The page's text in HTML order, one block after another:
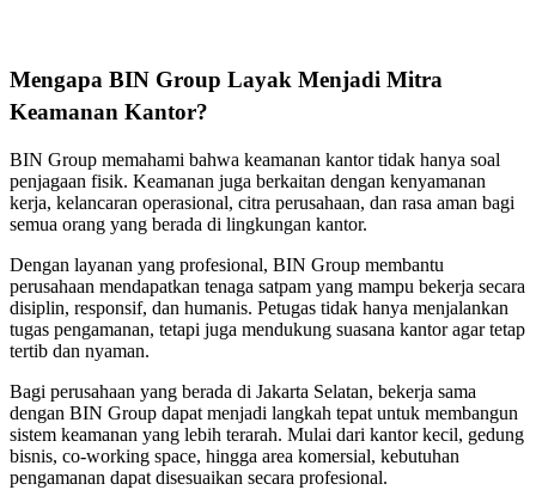
Mengapa BIN Group Layak Menjadi Mitra
Keamanan Kantor?
BIN Group memahami bahwa keamanan kantor tidak hanya soal
penjagaan fisik. Keamanan juga berkaitan dengan kenyamanan
kerja, kelancaran operasional, citra perusahaan, dan rasa aman bagi
semua orang yang berada di lingkungan kantor.
Dengan layanan yang profesional, BIN Group membantu
perusahaan mendapatkan tenaga satpam yang mampu bekerja secara
disiplin, responsif, dan humanis. Petugas tidak hanya menjalankan
tugas pengamanan, tetapi juga mendukung suasana kantor agar tetap
tertib dan nyaman.
Bagi perusahaan yang berada di Jakarta Selatan, bekerja sama
dengan BIN Group dapat menjadi langkah tepat untuk membangun
sistem keamanan yang lebih terarah. Mulai dari kantor kecil, gedung
bisnis, co-working space, hingga area komersial, kebutuhan
pengamanan dapat disesuaikan secara profesional.